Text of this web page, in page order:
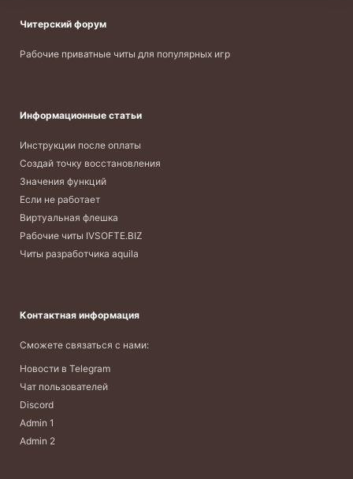
Читерский форум
Рабочие приватные читы для популярных игр
Информационные статьи
Инструкции после оплаты
Создай точку восстановления
Значения функций
Если не работает
Виртуальная флешка
Рабочие читы IVSOFTE.BIZ
Читы разработчика aquila
Контактная информация
Сможете связаться с нами:
Новости в Telegram
Чат пользователей
Discord
Admin 1
Admin 2